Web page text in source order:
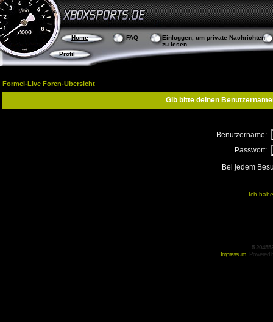
FAQ
Einloggen, um private Nachrichten
zu lesen
Profil
Home
Formel-Live Foren-Übersicht
Gib bitte deinen
Benutzername:
Passwort:
Bei jedem
Ich
Impressum
Powered